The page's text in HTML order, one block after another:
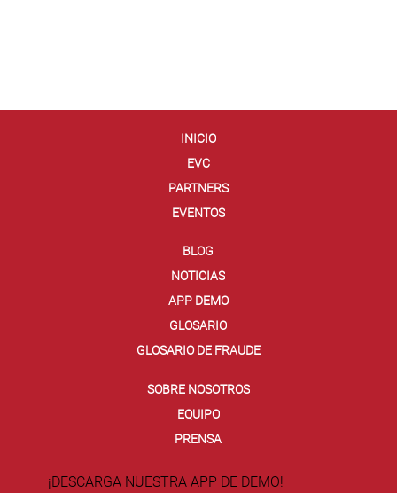
INICIO
EVC
PARTNERS
EVENTOS
BLOG
NOTICIAS
APP DEMO
GLOSARIO
GLOSARIO DE FRAUDE
SOBRE NOSOTROS
EQUIPO
PRENSA
¡DESCARGA NUESTRA APP DE DEMO!